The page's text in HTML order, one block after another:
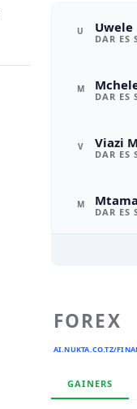
U Uwele
DAR ES
M
DAR ES
V Viazi
DAR ES
M Mtama
DAR ES
FOREX
AI.NUKTA.CO.TZ/
GAINERS